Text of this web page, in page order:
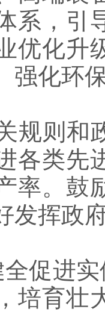
系，引
优化升
强化环
则和政
各类先
率。鼓
发挥政
进实
培育壮